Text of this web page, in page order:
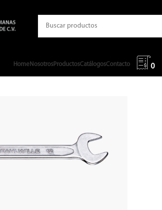
Home Nosotros ProductosCatálogosContacto 0